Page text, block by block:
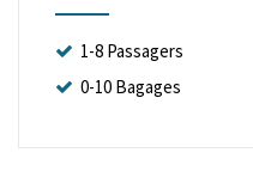
1-8 Passagers
0-10 Bagages